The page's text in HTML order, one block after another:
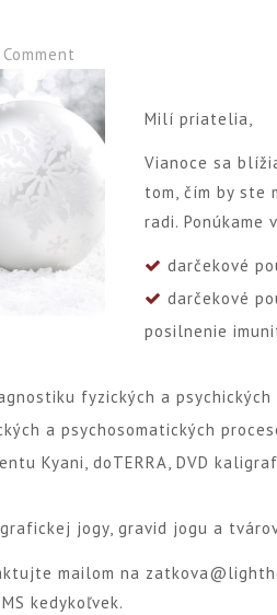
Comment
Milí priatelia,
Vianoce sa
tom, čím by ste
radi. Ponúkame
darčekové
darčekové
posilnenie
fyzických a
a psychosomatických
Kyani,doTERRA,DVD
jogy,gravid jogu a
mailom na
kedykoľvek.